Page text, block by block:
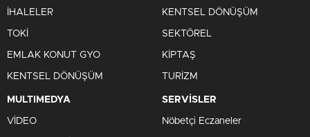
İHALELER
TOKİ
EMLAK KONUT GYO
KENTSEL DÖNÜŞÜM
KENTSEL DÖNÜŞÜM
SEKTÖREL
KİPTAŞ
TURİZM
MULTIMEDYA
VİDEO
SERVİSLER
Nöbetçi Eczaneler